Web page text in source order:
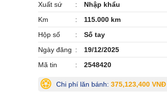
Xuất sứ
Nhập khẩu
Km
115.000 km
Hộp số
Số tay
Ngày đăng
19/12/2025
Mã tin
2548420
Chi phí lăn bánh: 375,123,400 VNĐ